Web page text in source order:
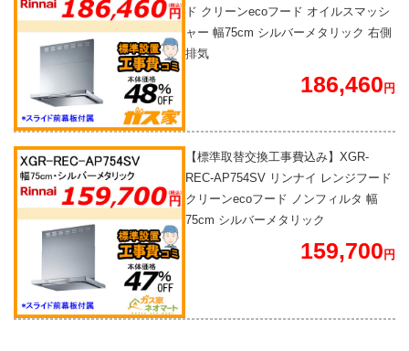
ド クリーンecoフード オイルスマッシ
ャー 幅75cm シルバーメタリック 右側
排気
186,460 円
【標準取替交換工事費込み】XGR-
REC-AP754SV リンナイ レンジフード
クリーンecoフード ノンフィルタ 幅
75cm シルバーメタリック
159,700 円